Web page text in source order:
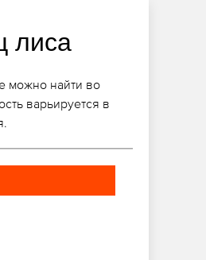
лиса
можно найти во
варьируется в